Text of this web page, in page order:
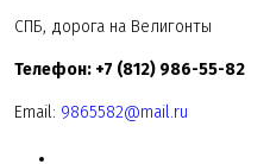
СПБ, дорога на Велигонты
Телефон: +7 (812) 986-55-82
Email: 9865582@mail.ru